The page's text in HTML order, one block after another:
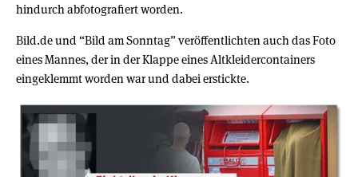
hindurch abfotografiert worden.
Bild.de und “Bild am Sonntag” veröffentlichten auch das Foto
eines Mannes, der in der Klappe eines Altkleidercontainers
eingeklemmt worden war und dabei erstickte.